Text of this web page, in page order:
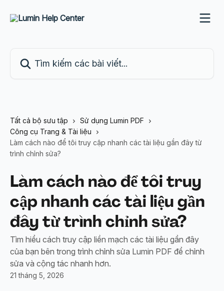
Tất cả bộ sưu tập
Sử dụng Lumin PDF
Công cụ Trang & Tài liệu
Làm cách nào để tôi truy cập nhanh các tài liệu gần đây từ
trình chỉnh sửa?
Làm cách nào để tôi truy
cập nhanh các tài liệu gần
đây từ trình chỉnh sửa?
Tìm hiểu cách truy cập liền mạch các tài liệu gần đây
của bạn bên trong trình chỉnh sửa Lumin PDF để chỉnh
sửa và cộng tác nhanh hơn.
21 tháng 5, 2026